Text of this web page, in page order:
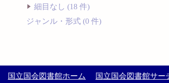
細目なし (18 件)
ジャンル・形式 (0 件)
国立国会図書館ホーム 国立国会図書館サー